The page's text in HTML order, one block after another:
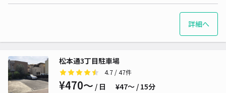
詳細へ
松本通3丁目駐車場
4.7 / 47件
¥470〜 / 日 ¥47〜 / 15分